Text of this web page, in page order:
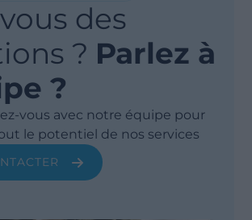
des
? Parlez à
?
vous avec notre équipe pour
le potentiel de nos services